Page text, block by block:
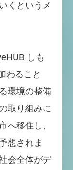
くというメ
しも
わること
環境の整備
取り組みに
へ移住し、
想されま
会全体がデ